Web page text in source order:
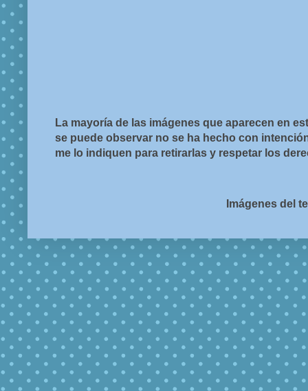
La mayoría de las imágenes que aparecen en
se puede observar no se ha hecho con
me lo indiquen para retirarlas y respetar los
Imágenes del